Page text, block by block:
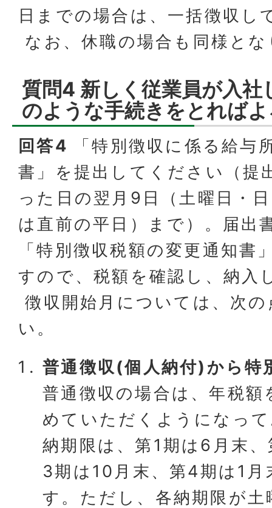
日までの場合は、一括徴収し
なお、休職の場合も同様と
質問4 新しく従業員が入社
のような手続きをとれば
回答4
「特別徴収に係る給与
書」を提出してください（提
った日の翌月9日（土曜日・
は直前の平日）まで）。届出
「特別徴収税額の変更通知書
すので、税額を確認し、納入
徴収開始月については、次
い。
普通徴収(個人納付)から特
普通徴収の場合は、年税
めていただくようになっ
納期限は、第1期は6月末
3期は10月末、第4期は1
す。ただし、各納期限が土